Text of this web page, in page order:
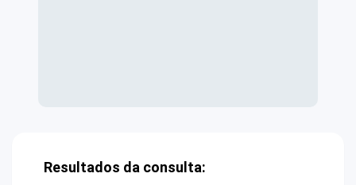
Resultados da consulta: